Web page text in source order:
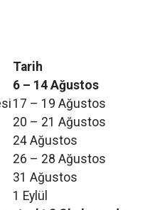
Tarih
6 – 14 Ağustos
17 – 19 Ağustos
20 – 21 Ağustos
24 Ağustos
26 – 28 Ağustos
31 Ağustos
1 Eylül